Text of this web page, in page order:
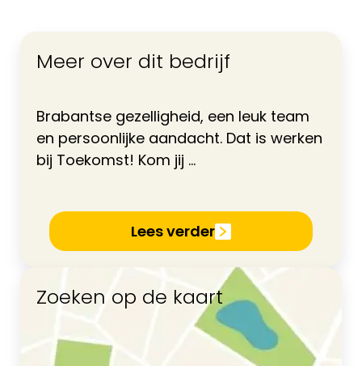
Meer over dit bedrijf
Brabantse gezelligheid, een leuk team
en persoonlijke aandacht. Dat is werken
bij Toekomst! Kom jij ...
Lees verder
Zoeken op de kaart